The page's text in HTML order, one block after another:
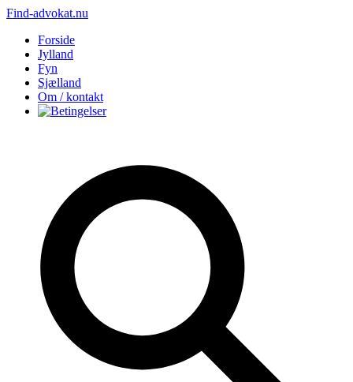
Find-advokat.nu
Forside
Jylland
Fyn
Sjælland
Om / kontakt